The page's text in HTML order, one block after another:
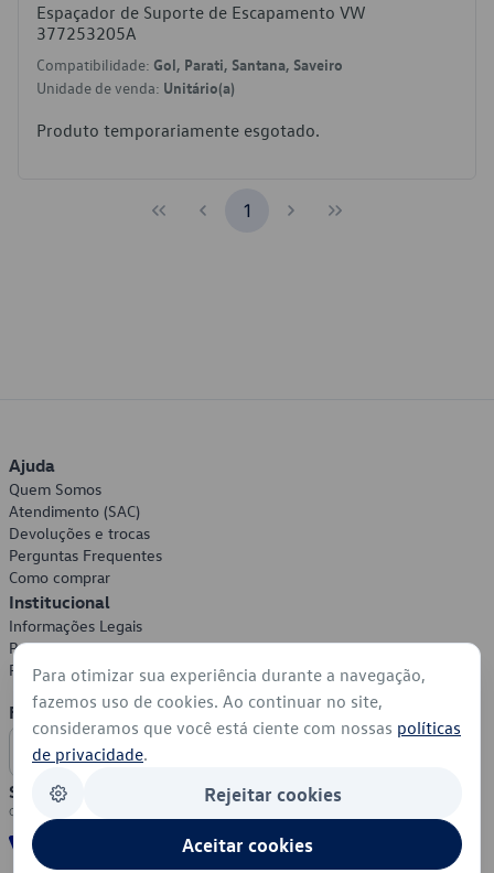
Espaçador de Suporte de Escapamento VW
377253205A
Compatibilidade: Gol, Parati, Santana, Saveiro
Unidade de venda: Unitário(a)
Produto temporariamente esgotado.
1
Ajuda
Quem Somos
Atendimento (SAC)
Devoluções e trocas
Perguntas Frequentes
Como comprar
Institucional
Informações Legais
Política de Privacidade
Política de Cookies
Formas de Pagamento
Segurança
Para otimizar sua experiência durante a navegação,
fazemos uso de cookies. Ao continuar no site,
consideramos que você está ciente com nossas políticas
de privacidade.
Rejeitar cookies
Aceitar cookies